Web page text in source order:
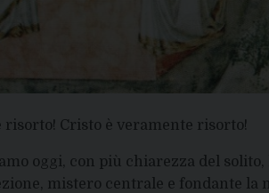
risorto! Cristo è veramente risorto!
oggi, con più chiarezza del
mistero centrale e fondante la